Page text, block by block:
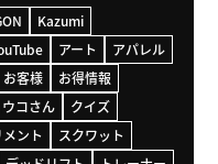
Kazumi
アート
アパレル
お客様
お得情報
コさん
クイズ
ント
スクワット